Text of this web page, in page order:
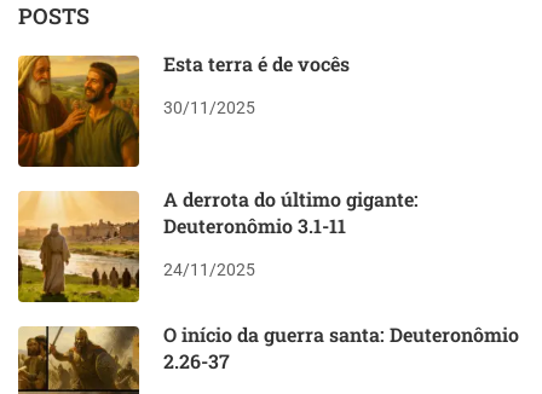
POSTS
Esta terra é de vocês
30/11/2025
A derrota do último gigante:
Deuteronômio 3.1-11
24/11/2025
O início da guerra santa: Deuteronômio
2.26-37